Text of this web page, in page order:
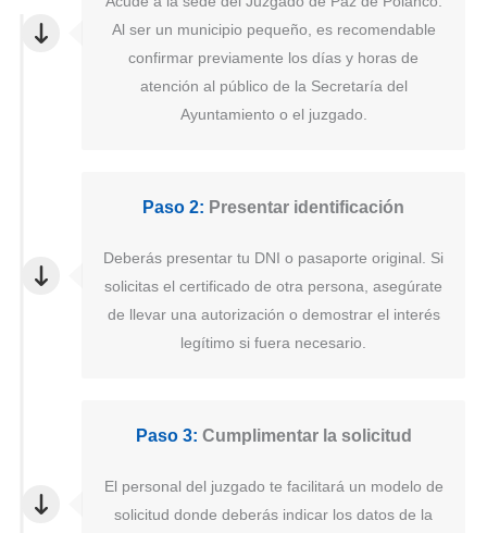
Al ser un municipio pequeño, es recomendable
confirmar previamente los días y horas de
atención al público de la Secretaría del
Ayuntamiento o el juzgado.
Paso 2: Presentar identificación
Deberás presentar tu DNI o pasaporte original. Si
solicitas el certificado de otra persona, asegúrate
de llevar una autorización o demostrar el interés
legítimo si fuera necesario.
Paso 3: Cumplimentar la solicitud
El personal del juzgado te facilitará un modelo de
solicitud donde deberás indicar los datos de la